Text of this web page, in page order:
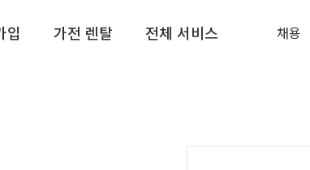
입 가전 렌탈 전체 서비스 채용